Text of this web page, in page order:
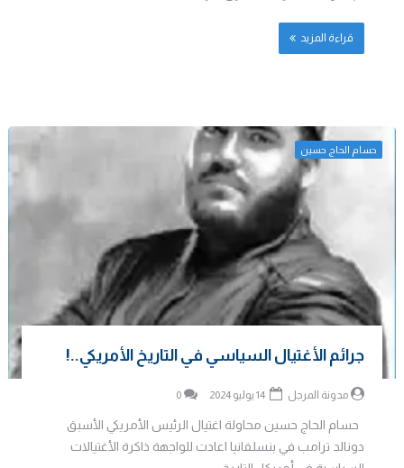
قراءة المزيد
حسام الحاج حسين
جرائم الأغتيال السياسي في التاريخ الأمريكي..!
مدونة المرجل 0
حسام الحاج حسين محاولة اغتيال الرئيس الأمريكي الأسبق
دونالد ترامب في بنسلفانيا اعادت للواجهة ذاكرة الأغتيالات